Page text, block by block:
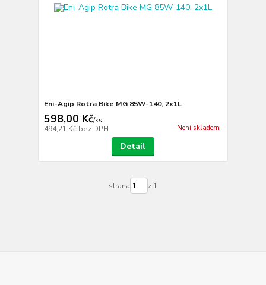
Eni-Agip Rotra Bike MG 85W-140, 2x1L
598,00 Kč/ks
494,21 Kč bez DPH Není skladem
Detail
strana z 1